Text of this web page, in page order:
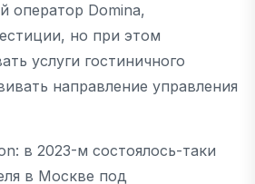
оператор Domina,
но при этом
услуги гостиничного
направление управления
в 2023-м состоялось-таки
в Москве под